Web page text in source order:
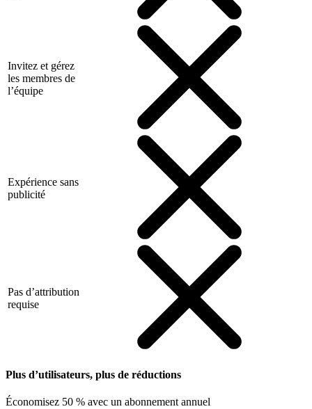
Invitez et gérez
les membres de
l’équipe
Expérience sans
publicité
Pas d’attribution
requise
Plus d’utilisateurs, plus de réductions
Économisez 50 % avec un abonnement annuel